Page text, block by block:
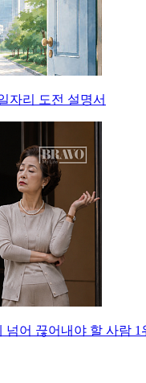
자리 도전 설명서
넘어 끊어내야 할 사람 1